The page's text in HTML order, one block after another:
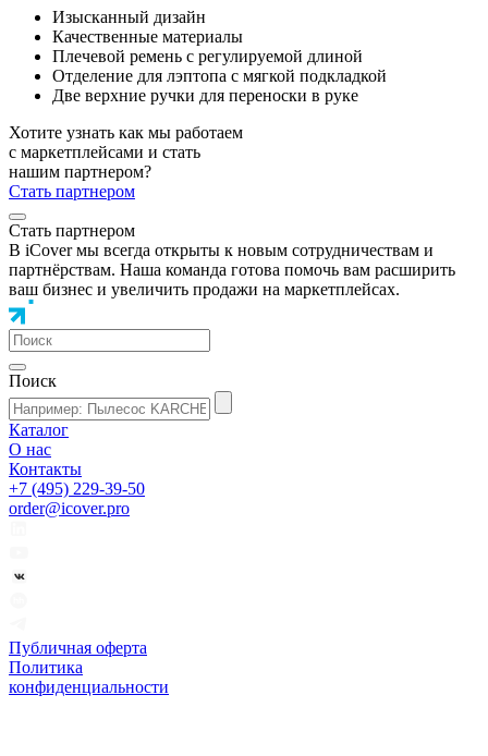
Изысканный дизайн
Качественные материалы
Плечевой ремень с регулируемой длиной
Отделение для лэптопа с мягкой подкладкой
Две верхние ручки для переноски в руке
Хотите узнать как мы работаем
с маркетплейсами и стать
нашим партнером?
Стать партнером
Стать партнером
В iCover мы всегда открыты к новым сотрудничествам и
партнёрствам. Наша команда готова помочь вам расширить
ваш бизнес и увеличить продажи на маркетплейсах.
Поиск
Каталог
О нас
Контакты
+7 (495) 229-39-50
order@icover.pro
Публичная оферта
Политика
конфиденциальности